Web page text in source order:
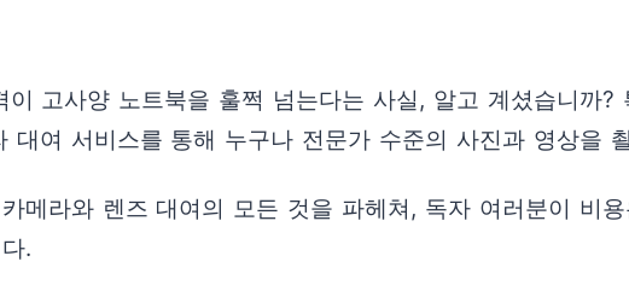
고사양 노트북을 훌쩍 넘는다는 사실, 알고 계셨습니까
대여 서비스를 통해 누구나 전문가 수준의 사진과 영상을
메라와 렌즈 대여의 모든 것을 파헤쳐, 독자 여러분이 비
.